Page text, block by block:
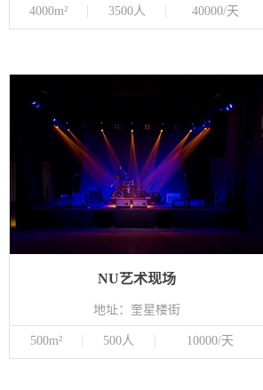
4000m² 3500人 40000/天
NU艺术现场
地址：奎星楼街
500m² 500人 10000/天